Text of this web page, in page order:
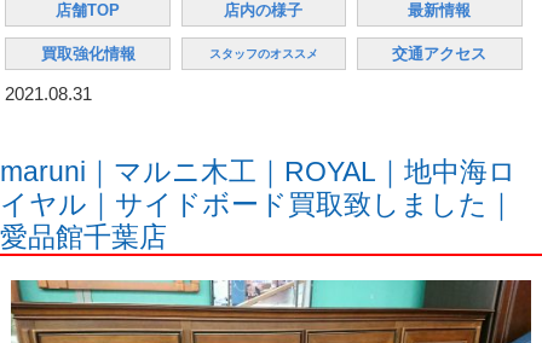
店舗TOP 店内の様子 最新情報
買取強化情報 スタッフのオススメ 交通アクセス
2021.08.31
maruni｜マルニ木工｜ROYAL｜地中海ロ
イヤル｜サイドボード買取致しました｜
愛品館千葉店